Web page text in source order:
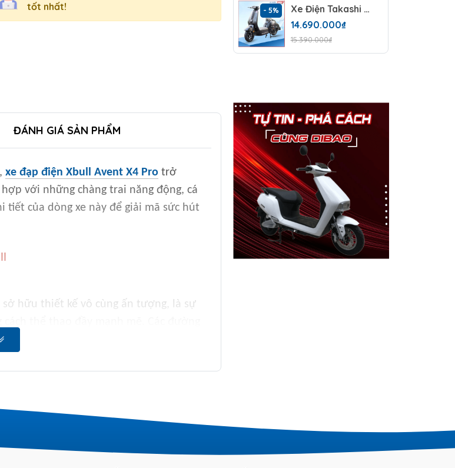
tốt nhất!
ĐÁNH GIÁ SẢN PHẨM
xe đạp điện Xbull Avent X4 Pro trở
với những chàng trai năng động, cá
tiết của dòng xe này để giải mã sức hút
sở hữu thiết kế vô cùng ấn tượng, là sự
cáp.
sự đẳng cấp, mang đến sự cá tính,
- 5%
Xe Điện Takashi X2 Plus (60V-23Ah)
14.690.000₫
15.390.000₫